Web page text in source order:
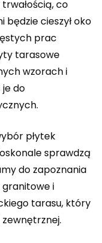
co
będzie cieszył oko
prac
tarasowe
wzorach i
do
płytek
sprawdzą
do zapoznania
granitowei
tarasu, który